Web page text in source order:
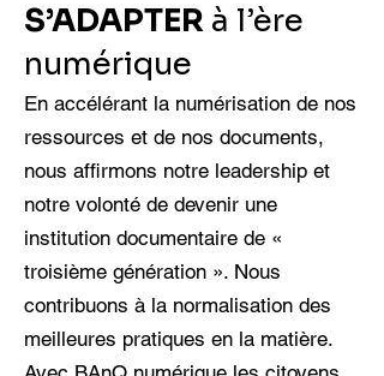
S’ADAPTER à l’ère
numérique
En accélérant la numérisation de nos
ressources et de nos documents,
nous affirmons notre leadership et
notre volonté de devenir une
institution documentaire de «
troisième génération ». Nous
contribuons à la normalisation des
meilleures pratiques en la matière.